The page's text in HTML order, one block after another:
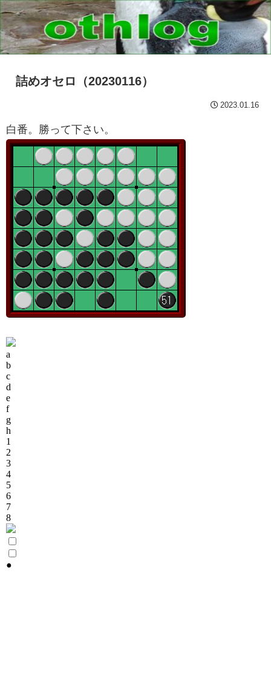
詰めオセロ（20230116）
2023.01.16
白番。勝って下さい。